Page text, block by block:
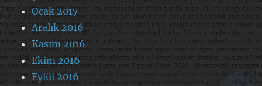
Ocak 2017
Aralık 2016
Kasım 2016
Ekim 2016
Eylül 2016